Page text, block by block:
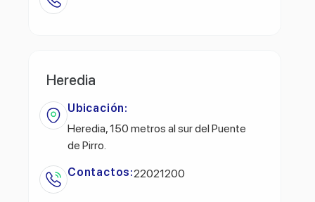
Heredia
Ubicación:
Heredia, 150 metros al sur del Puente
de Pirro.
Contactos:22021200